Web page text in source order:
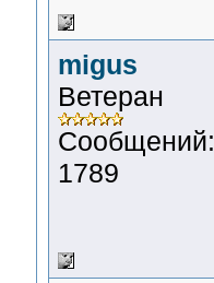
migus
Ветеран
Сообщений:
1789